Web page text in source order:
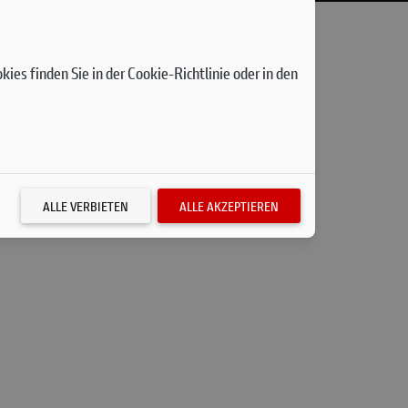
gründlich über die Erhebung
steht vorbehaltlich der nachfolgend
Diese Erkenntnisse tragen dazu bei, die
finden Sie in der Cookie-Richtlinie oder in den
ALLE VERBIETEN ALLE AKZEPTIEREN